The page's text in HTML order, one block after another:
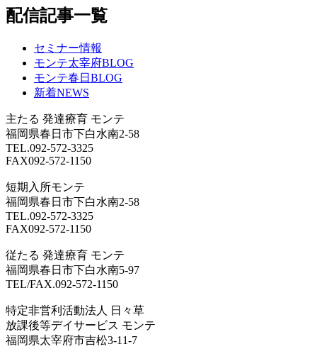
配信記事一覧
セミナー情報
モンテ太宰府BLOG
モンテ春日BLOG
新着NEWS
主たる 発達療育 モンテ
福岡県春日市下白水南2-58
TEL.092-572-3325
FAX092-572-1150
短期入所モンテ
福岡県春日市下白水南2-58
TEL.092-572-3325
FAX092-572-1150
従たる 発達療育 モンテ
福岡県春日市下白水南5-97
TEL/FAX.092-572-1150
特定非営利活動法人 日々草
放課後等デイサービス モンテ
福岡県太宰府市吉松3-11-7